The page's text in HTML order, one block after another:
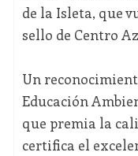
de la Isleta, que
sello de Centro
Un
Educación
que premia la
certifica el